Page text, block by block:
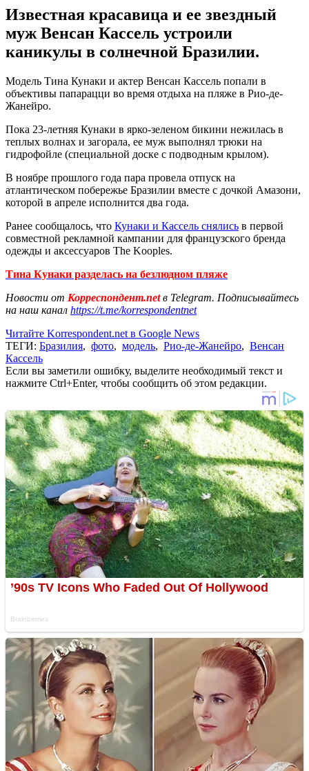
Известная красавица и ее звездный
муж Венсан Кассель устроили
каникулы в солнечной Бразилии.
Модель Тина Кунаки и актер Венсан Кассель попали в
объективы папарацци во время отдыха на пляже в Рио-де-
Жанейро.
Пока 23-летняя Кунаки в ярко-зеленом бикини нежилась в
теплых волнах и загорала, ее муж выполнял трюки на
гидрофойле (специальной доске с подводным крылом).
В ноябре прошлого года пара провела отпуск на
атлантическом побережье Бразилии вместе с дочкой Амазони,
которой в апреле исполнится два года.
Ранее сообщалось, что Кунаки и Кассель снялись в первой
совместной рекламной кампании для французского бренда
одежды и аксессуаров The Kooples.
Тина Кунаки разделась на безлюдном пляже
Новости от Корреспондент.netв Telegram. Подписывайтесь
на наш канал https://t.me/korrespondentnet
Читайте Korrespondent.net в Google News
ТЕГИ: Бразилия, фото, модель, Рио-де-Жанейро, Венсан
Кассель
Если вы заметили ошибку, выделите необходимый текст и
нажмите Ctrl+Enter, чтобы сообщить об этом редакции.